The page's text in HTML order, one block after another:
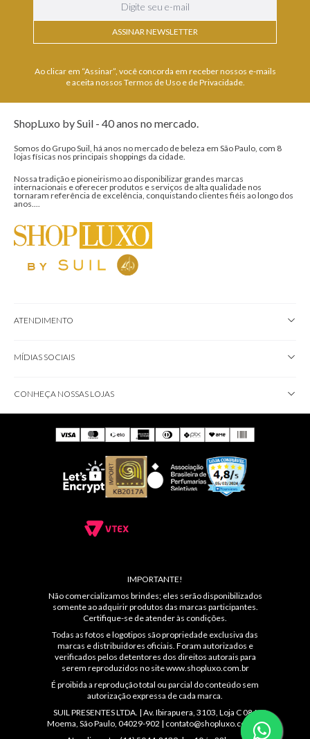
ASSINAR NEWSLETTER
Ao clicar em “Assinar”, você concorda em receber nossos e-mails
e aceita nossos Termos de Uso e de Privacidade.
ShopLuxo by Suil - 40 anos no mercado.
Somos do Grupo Suil, há anos no mercado de beleza em São Paulo, com 8
lojas físicas nos principais shoppings da cidade.
Nossa tradição e pioneirismo ao disponibilizar grandes marcas
internacionais e oferecer produtos e serviços de alta qualidade nos
tornaram referência de excelência, conquistando clientes fiéis ao longo dos
anos....
ATENDIMENTO
MÍDIAS SOCIAIS
CONHEÇA NOSSAS LOJAS
IMPORTANTE!
Não comercializamos brindes; eles serão disponibilizados
somente ao adquirir produtos das marcas participantes.
Certifique-se de atender às condições.
Todas as fotos e logotipos são propriedade exclusiva das
marcas e distribuidores oficiais. Foram autorizados e
verificados pelos detentores dos direitos autorais para
serem reproduzidos no sitewww.shopluxo.com.br
É proibida a reprodução total ou parcial do conteúdo sem
autorização expressa de cada marca.
SUIL PRESENTES LTDA. | Av. Ibirapuera, 3103, Loja C 086
Moema, São Paulo, 04029-902 | contato@shopluxo.com.br